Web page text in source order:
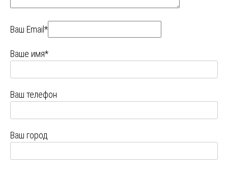
Ваш Email*
Ваше имя*
Ваш телефон
Ваш город